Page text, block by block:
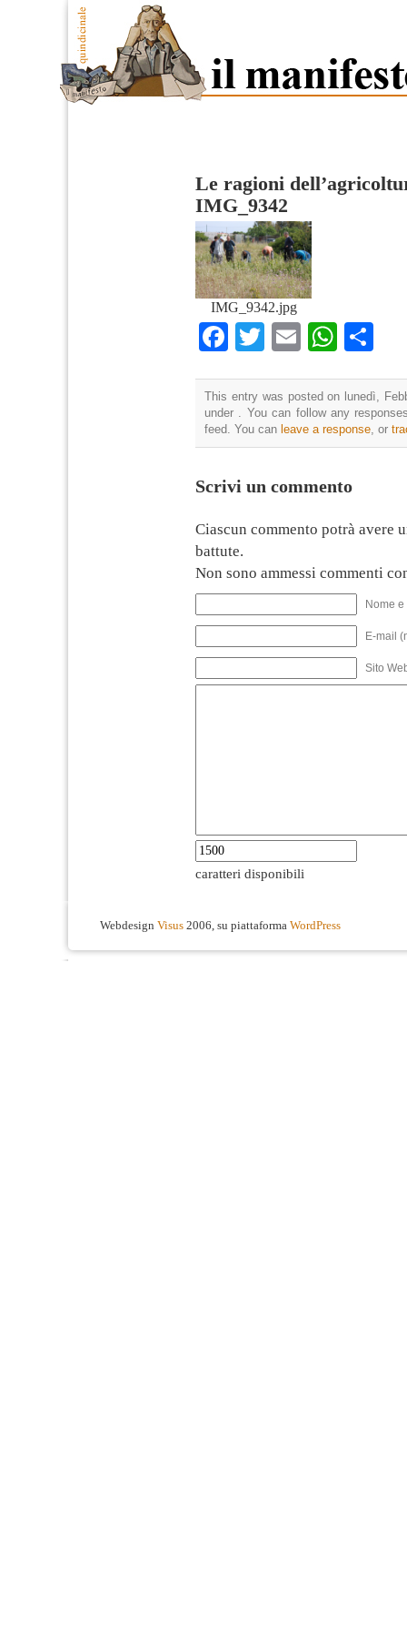
Le ragioni
IMG_9342
IMG_9342.jpg
Facebook
TwitterEmail
This entry was posted on lunedì,
under . You can follow any
feed. You can leave a response, or
Scrivi un commento
Ciascun commento potrà avere
battute.
Non sono ammessi commenti
Nome
E-mail
Sito
caratteri disponibili
Webdesign Visus 2006, su piattaforma WordPress